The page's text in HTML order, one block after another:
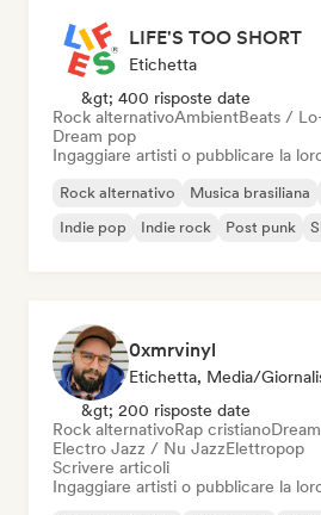
LIFE'S TOO SHORT
Etichetta
&gt; 400 risposte date
Rock alternativoAmbientBeats /
Dream pop
Ingaggiare artisti o pubblicare la
Rock alternativo Musica brasiliana
Indie pop
Indie rock Post punk
0xmrvinyl
Etichetta, Media/
&gt; 200 risposte date
Rock alternativoRap cristiano
Electro Jazz / Nu JazzElettropop
Scrivere articoli
Ingaggiare artisti o pubblicare la